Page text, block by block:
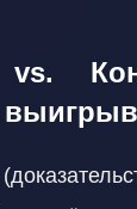
vs.